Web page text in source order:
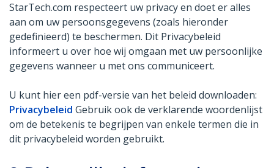
StarTech.com respecteert uw privacy en doet er alles
aan om uw persoonsgegevens (zoals hieronder
gedefinieerd) te beschermen. Dit Privacybeleid
informeert u over hoe wij omgaan met uw persoonlijke
gegevens wanneer u met ons communiceert.
U kunt hier een pdf-versie van het beleid downloaden:
Privacybeleid Gebruik ook de verklarende woordenlijst
om de betekenis te begrijpen van enkele termen die in
dit privacybeleid worden gebruikt.